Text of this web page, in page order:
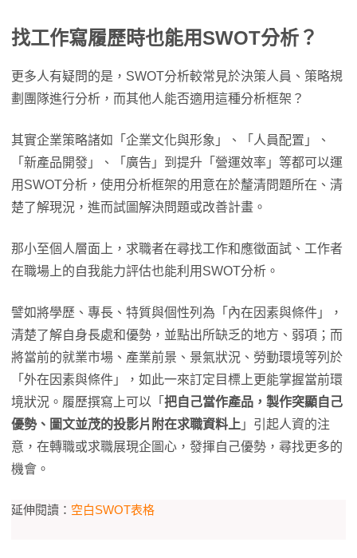
找工作寫履歷時也能用SWOT分析？
更多人有疑問的是，SWOT分析較常見於決策人員、策略規
劃團隊進行分析，而其他人能否適用這種分析框架？
其實企業策略諸如「企業文化與形象」、「人員配置」、
「新產品開發」、「廣告」到提升「營運效率」等都可以運
用SWOT分析，使用分析框架的用意在於釐清問題所在、清
楚了解現況，進而試圖解決問題或改善計畫。
那小至個人層面上，求職者在尋找工作和應徵面試、工作者
在職場上的自我能力評估也能利用SWOT分析。
譬如將學歷、專長、特質與個性列為「內在因素與條件」，
清楚了解自身長處和優勢，並點出所缺乏的地方、弱項；而
將當前的就業市場、產業前景、景氣狀況、勞動環境等列於
「外在因素與條件」，如此一來訂定目標上更能掌握當前環
境狀況。履歷撰寫上可以「 把自己當作產品，製作突顯自己
優勢、圖文並茂的投影片附在求職資料上 」引起人資的注
意，在轉職或求職展現企圖心，發揮自己優勢，尋找更多的
機會。
延伸閱讀： 空白SWOT表格